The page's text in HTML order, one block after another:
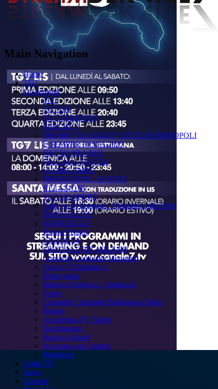
Main Navigation
Home
TG7
On demand
TG7
TG7 LIS
TG7 TARANTO
PERCHÉ ?
PREMIO "IL GOZZO" CITTÀ DI MONOPOLI
È SEMPRE FESTA 2025
DETTO TRA NOI
FACCIA A FACCIA
FUORICAMPO
PRODUZIONI - EVENTI
RELAZIONI
TG7 LIS SPORT
Sulla via di Emmaus - Domande sulla Fede
INFOSALUTE
RADIO ELLE
Buona Visione
CIVICO 74
SPECIALE BIT MILANO
Consiglio Comunale Monopoli
Civico 74 Edizione 2
Primo piano
Musica d'Attracco - Spettacoli
Zoom
Consiglio Comunale Polignano a Mare
Replay
Accademia TV Talent
Documentari
Back to School
In cucina con Cristina
Pubblicità
Guida TV
News
Contatti